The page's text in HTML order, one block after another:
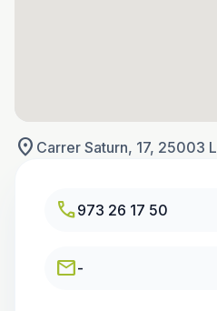
location_on Carrer Saturn, 17, 25003
call973 26 17 50
email-